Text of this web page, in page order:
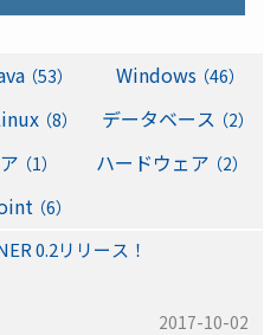
（53） Windows （46）
（8） データベース （2）
（1） ハードウェア （2）
（6）
0.2リリース！
2017-10-02